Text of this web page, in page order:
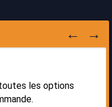
les options